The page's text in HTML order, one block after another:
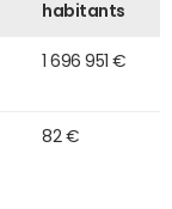
habitants
1 696 951 €
82 €